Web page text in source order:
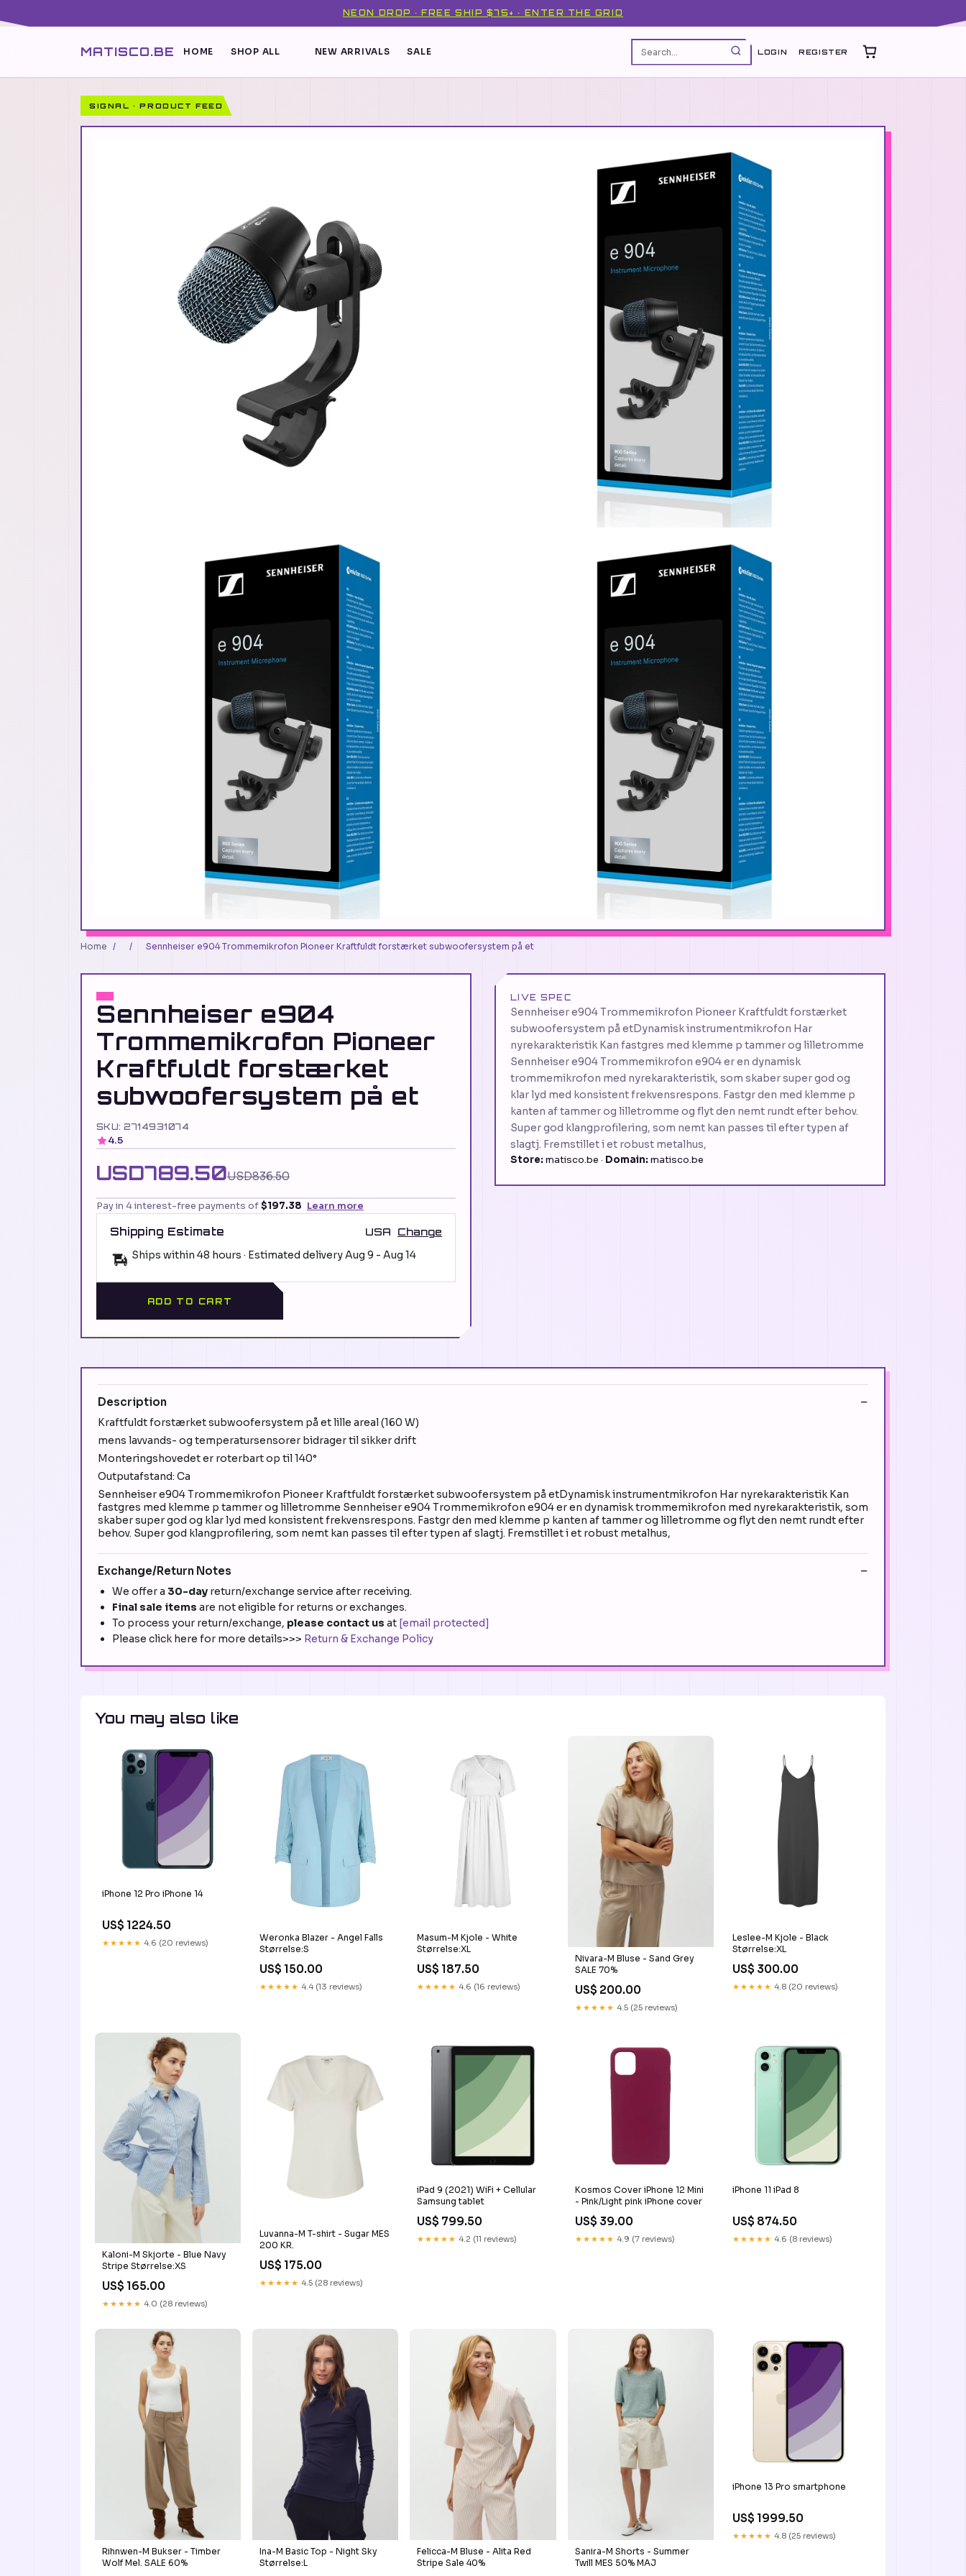
NEON DROP · FREE SHIP $75+ · ENTER THE GRID
MATISCO.BE HOME SHOP ALL NEW ARRIVALS SALE LOGIN REGISTER
SIGNAL · PRODUCT FEED
Home / / Sennheiser e904 Trommemikrofon Pioneer Kraftfuldt forstærket subwoofersystem på et
Sennheiser e904
Trommemikrofon Pioneer
Kraftfuldt forstærket
subwoofersystem på et
SKU: 2714931074
4.5
USD789.50USD836.50
Pay in 4 interest-free payments of$197.38 Learn more
Shipping Estimate USA Change
Ships within 48 hours · Estimated deliveryAug 9 - Aug 14
ADD TO CART
LIVE SPEC
Sennheiser e904 Trommemikrofon Pioneer Kraftfuldt forstærket
subwoofersystem på etDynamisk instrumentmikrofon Har
nyrekarakteristik Kan fastgres med klemme p tammer og lilletromme
Sennheiser e904 Trommemikrofon e904 er en dynamisk
trommemikrofon med nyrekarakteristik, som skaber super god og
klar lyd med konsistent frekvensrespons. Fastgr den med klemme p
kanten af tammer og lilletromme og flyt den nemt rundt efter behov.
Super god klangprofilering, som nemt kan passes til efter typen af
slagtj. Fremstillet i et robust metalhus,
Store: matisco.be · Domain: matisco.be
Description
Kraftfuldt forstærket subwoofersystem på et lille areal (160 W)
mens lavvands- og temperatursensorer bidrager til sikker drift
Monteringshovedet er roterbart op til 140°
Outputafstand: Ca
Sennheiser e904 Trommemikrofon Pioneer Kraftfuldt forstærket subwoofersystem på etDynamisk instrumentmikrofon Har nyrekarakteristik Kan
fastgres med klemme p tammer og lilletromme Sennheiser e904 Trommemikrofon e904 er en dynamisk trommemikrofon med nyrekarakteristik, som
skaber super god og klar lyd med konsistent frekvensrespons. Fastgr den med klemme p kanten af tammer og lilletromme og flyt den nemt rundt efter
behov. Super god klangprofilering, som nemt kan passes til efter typen af slagtj. Fremstillet i et robust metalhus,
Exchange/Return Notes
We offer a 30-day return/exchange service after receiving.
Final sale items are not eligible for returns or exchanges.
To process your return/exchange, please contact us at [email protected]
Please click here for more details>>> Return & Exchange Policy
You may also like
iPhone 12 Pro iPhone 14
US$ 1224.50
★★★★★ 4.6 (20 reviews)
Weronka Blazer - Angel Falls
Størrelse:S
US$ 150.00
★★★★★ 4.4 (13 reviews)
Masum-M Kjole - White
Størrelse:XL
US$ 187.50
★★★★★ 4.6 (16 reviews)
Nivara-M Bluse - Sand Grey
SALE 70%
US$ 200.00
★★★★★ 4.5 (25 reviews)
Leslee-M Kjole - Black
Størrelse:XL
US$ 300.00
★★★★★ 4.8 (20 reviews)
Kaloni-M Skjorte - Blue Navy
Stripe Størrelse:XS
US$ 165.00
★★★★★ 4.0 (28 reviews)
Luvanna-M T-shirt - Sugar MES
200 KR.
US$ 175.00
★★★★★ 4.5 (28 reviews)
iPad 9 (2021) WiFi + Cellular
Samsung tablet
US$ 799.50
★★★★★ 4.2 (11 reviews)
Kosmos Cover iPhone 12 Mini
- Pink/Light pink iPhone cover
US$ 39.00
★★★★★ 4.9 (7 reviews)
iPhone 11 iPad 8
US$ 874.50
★★★★★ 4.6 (8 reviews)
Rihnwen-M Bukser - Timber
Wolf Mel. SALE 60%
Ina-M Basic Top - Night Sky
Størrelse:L
Felicca-M Bluse - Alita Red
Stripe Sale 40%
Sanira-M Shorts - Summer
Twill MES 50% MAJ
iPhone 13 Pro smartphone
US$ 1999.50
★★★★★ 4.8 (25 reviews)